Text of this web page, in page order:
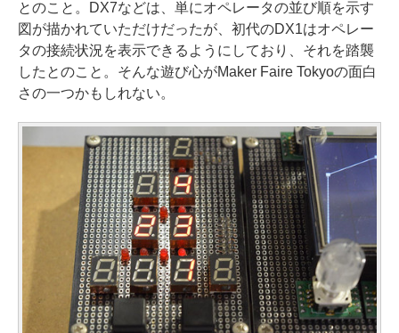
とのこと。DX7などは、単にオペレータの並び順を示す
図が描かれていただけだったが、初代のDX1はオペレー
タの接続状況を表示できるようにしており、それを踏襲
したとのこと。そんな遊び心がMaker Faire Tokyoの面白
さの一つかもしれない。